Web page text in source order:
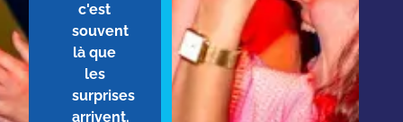
c'est
souvent
là que
les
surprises
arrivent.